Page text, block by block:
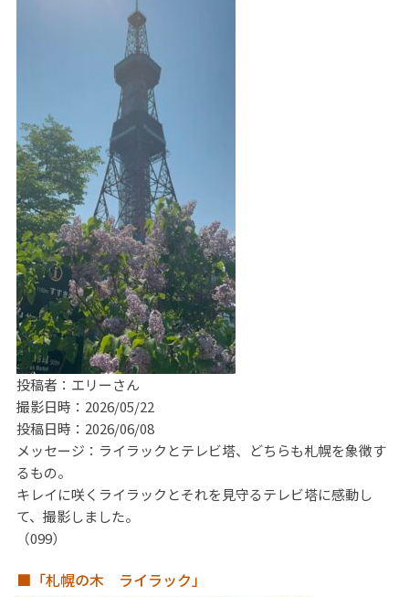
投稿者：エリーさん
撮影日時：2026/05/22
投稿日時：2026/06/08
メッセージ：ライラックとテレビ塔、どちらも札幌を象徴す
るもの。
キレイに咲くライラックとそれを見守るテレビ塔に感動し
て、撮影しました。
（099）
■「札幌の木 ライラック」